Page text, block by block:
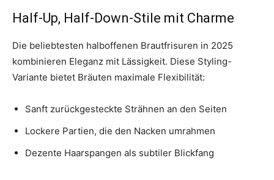
Half-Up, Half-Down-Stile mit Charme
Die beliebtesten halboffenen Brautfrisuren in 2025
kombinieren Eleganz mit Lässigkeit. Diese Styling-
Variante bietet Bräuten maximale Flexibilität:
Sanft zurückgesteckte Strähnen an den Seiten
Lockere Partien, die den Nacken umrahmen
Dezente Haarspangen als subtiler Blickfang